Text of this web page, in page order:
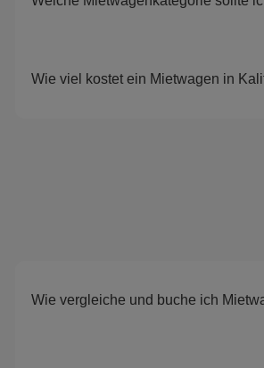
Wie viel kostet ein Mietwagen in
Wie vergleiche und buche ich